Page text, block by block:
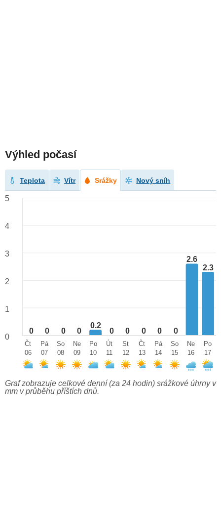
Výhled počasí
Teplota Vítr Srážky Nový sníh
0 0 0 0
0.2
0 0 0 0 0
2.6
2.3
5
4
3
2
1
0
Čt
06
Pá
07
So
08
Ne
09
Po
10
Út
11
St
12
Čt
13
Pá
14
So
15
Ne
16
Po
17
Graf zobrazuje celkové denní (za 24 hodin) srážkové úhrny v
mm v průběhu příštích dnů.